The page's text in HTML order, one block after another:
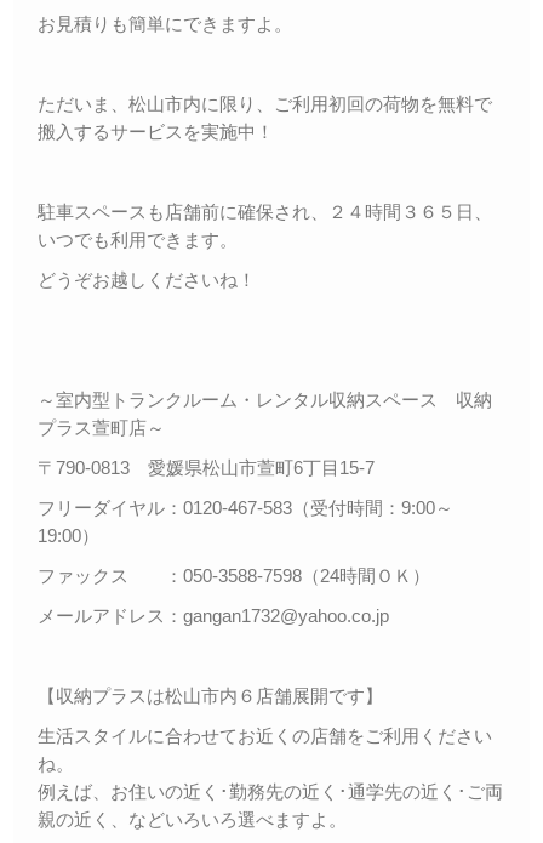
お見積りも簡単にできますよ。
ただいま、松山市内に限り、ご利用初回の荷物を無料で
搬入するサービスを実施中！
駐車スペースも店舗前に確保され、２４時間３６５日、
いつでも利用できます。
どうぞお越しくださいね！
～室内型トランクルーム・レンタル収納スペース 収納
プラス萱町店～
〒790-0813 愛媛県松山市萱町6丁目15-7
フリーダイヤル：0120-467-583（受付時間：9:00～
19:00）
ファックス ：050-3588-7598（24時間ＯＫ）
メールアドレス：gangan1732@yahoo.co.jp
【収納プラスは松山市内６店舗展開です】
生活スタイルに合わせてお近くの店舗をご利用ください
ね。
例えば、お住いの近く･勤務先の近く･通学先の近く･ご両
親の近く、などいろいろ選べますよ。